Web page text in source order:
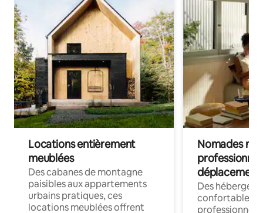
Locations entièrement
meublées
Des cabanes de montagne
paisibles aux appartements
urbains pratiques, ces
locations meublées offrent
Nomades
déplacement
Des
confortables
professionnels